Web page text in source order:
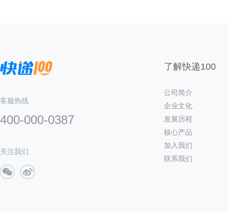
客服热线
400-000-0387
关注我们
了解快递100
公司简介
企业文化
发展历程
核心产品
加入我们
联系我们